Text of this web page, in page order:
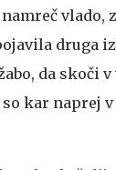
druga
da skoči
kar naprej